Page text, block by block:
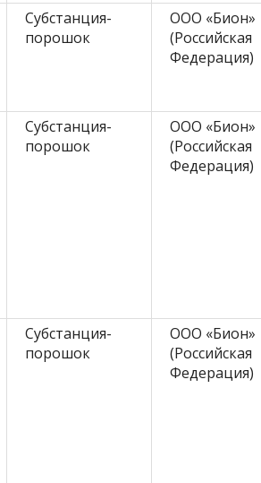
Субстанция-
порошок
ООО «Бион»
(Российская
Федерация)
Субстанция-
порошок
ООО «Бион»
(Российская
Федерация)
Субстанция-
порошок
ООО «Бион»
(Российская
Федерация)